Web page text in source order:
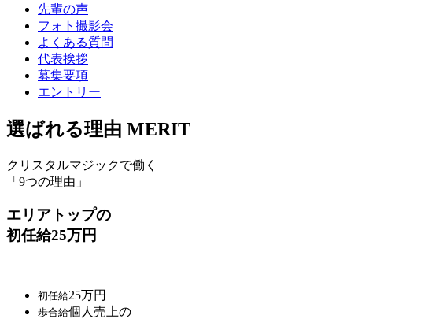
先輩の声
フォト撮影会
よくある質問
代表挨拶
募集要項
エントリー
選ばれる理由 MERIT
クリスタルマジックで働く
「9つの理由」
エリアトップの
初任給25万円
初任給25万円
歩合給個人売上の